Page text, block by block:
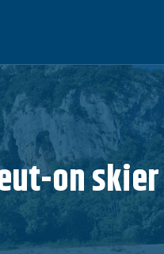
on